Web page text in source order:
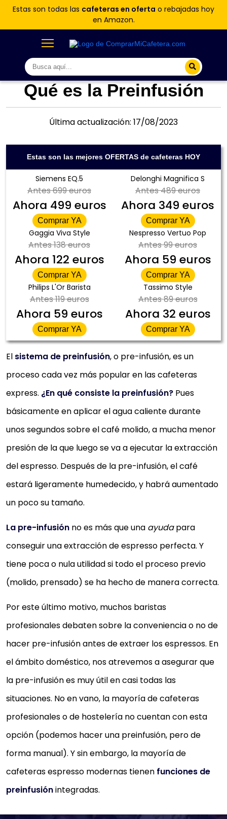
Estas son todas las cafeteras en oferta o rebajadas hoy
en Amazon.
Qué es la Preinfusión
Última actualización: 17/08/2023
Estas son las mejores OFERTAS de cafeteras HOY
Siemens EQ.5
Antes699 euros
Ahora 499 euros
Comprar YA
Delonghi Magnifica S
Antes489 euros
Ahora 349 euros
Comprar YA
Gaggia Viva Style
Antes138 euros
Ahora 122 euros
Comprar YA
Nespresso Vertuo Pop
Antes99 euros
Ahora 59 euros
Comprar YA
Philips L'Or Barista
Antes119 euros
Ahora 59 euros
Comprar YA
Tassimo Style
Antes89 euros
Ahora 32 euros
Comprar YA
El sistema de preinfusión, o pre-infusión, es un
proceso cada vez más popular en las cafeteras
express. ¿En qué consiste la preinfusión? Pues
básicamente en aplicar el agua caliente durante
unos segundos sobre el café molido, a mucha menor
presión de la que luego se va a ejecutar la extracción
del espresso. Después de la pre-infusión, el café
estará ligeramente humedecido, y habrá aumentado
un poco su tamaño.
La pre-infusión no es más que una ayudapara
conseguir una extracción de espresso perfecta. Y
tiene poca o nula utilidad si todo el proceso previo
(molido, prensado) se ha hecho de manera correcta.
Por este último motivo, muchos baristas
profesionales debaten sobre la conveniencia o no de
hacer pre-infusión antes de extraer los espressos. En
el ámbito doméstico, nos atrevemos a asegurar que
la pre-infusión es muy útil en casi todas las
situaciones. No en vano, la mayoría de cafeteras
profesionales o de hostelería no cuentan con esta
opción (podemos hacer una preinfusión, pero de
forma manual). Y sin embargo, la mayoría de
cafeteras espresso modernas tienen funciones de
preinfusiónintegradas.